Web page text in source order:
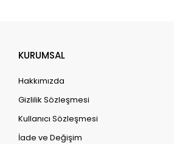
KURUMSAL
Hakkımızda
Gizlilik Sözleşmesi
Kullanıcı Sözleşmesi
İade ve Değişim